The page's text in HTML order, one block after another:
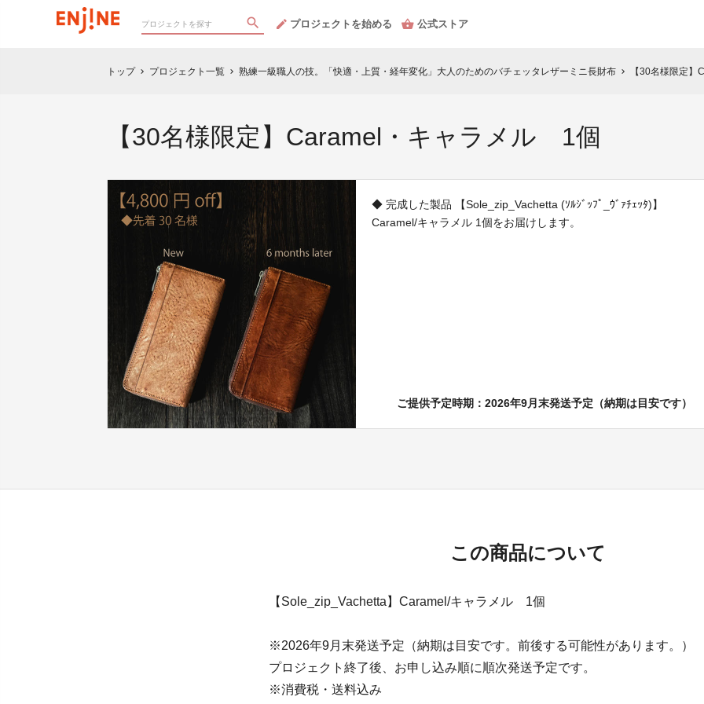
プロジェクトを始める 公式ストア
トップ chevron_right プロジェクト一覧 chevron_right 熟練一級職人の技。「快適・上質・経年変化」大人のためのバチェッタレザーミニ長財布 chevron_right 【30名様限定
【30名様限定】Caramel・キャラメル 1個
◆ 完成した製品 【Sole_zip_Vachetta (ｿﾙｼﾞｯﾌﾟ_ｳﾞｧﾁｪｯﾀ)】
Caramel/キャラメル 1個をお届けします。
ご提供予定時期：2026年9月末発送予定（納期は目安です）
この商品について
【Sole_zip_Vachetta】Caramel/キャラメル 1個
※2026年9月末発送予定（納期は目安です。前後する可能性があります。）
プロジェクト終了後、お申し込み順に順次発送予定です。
※消費税・送料込み